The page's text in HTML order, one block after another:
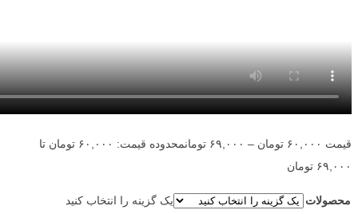
قیمت ۶۰,۰۰۰ تومان – ۶۹,۰۰۰ تومان
محدوده قیمت: ۶۰,۰۰۰ تومان تا
۶۹,۰۰۰ تومان
محصولات
یک گزینه را انتخاب کنید